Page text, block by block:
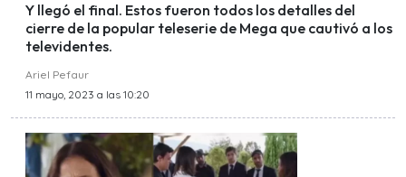
Y llegó el final. Estos fueron todos los detalles del
cierre de la popular teleserie de Mega que cautivó a los
televidentes.
Ariel Pefaur
11 mayo, 2023 a las 10:20